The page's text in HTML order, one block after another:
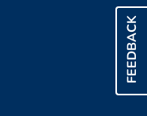
FEEDBACK